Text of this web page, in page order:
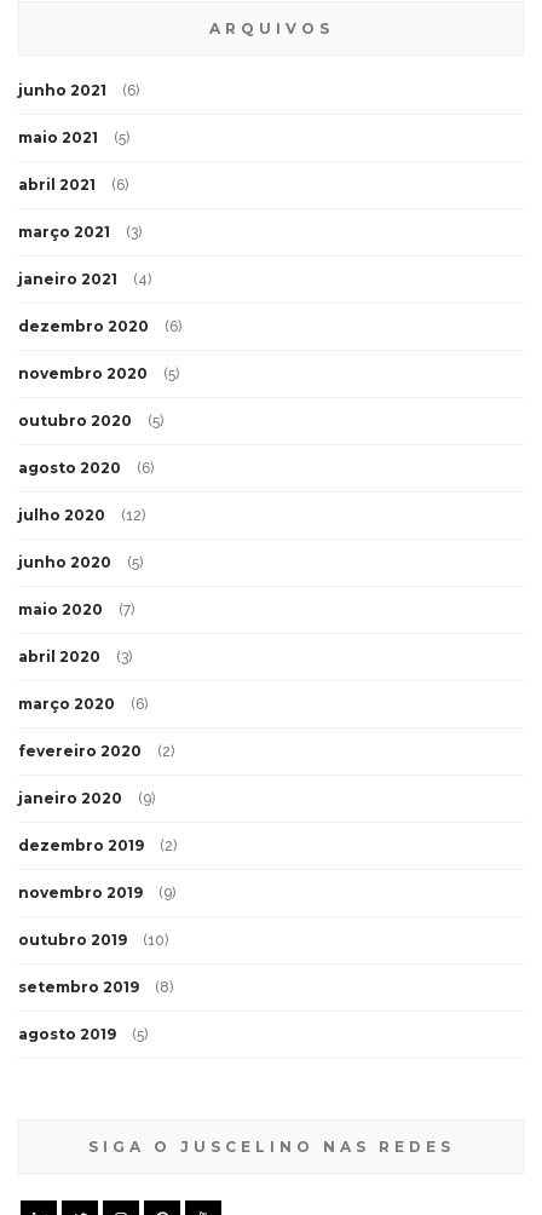
ARQUIVOS
junho 2021 (6)
maio 2021 (5)
abril 2021 (6)
março 2021 (3)
janeiro 2021 (4)
dezembro 2020 (6)
novembro 2020 (5)
outubro 2020 (5)
agosto 2020 (6)
julho 2020 (12)
junho 2020 (5)
maio 2020 (7)
abril 2020 (3)
março 2020 (6)
fevereiro 2020 (2)
janeiro 2020 (9)
dezembro 2019 (2)
novembro 2019 (9)
outubro 2019 (10)
setembro 2019 (8)
agosto 2019 (5)
SIGA O JUSCELINO NAS REDES